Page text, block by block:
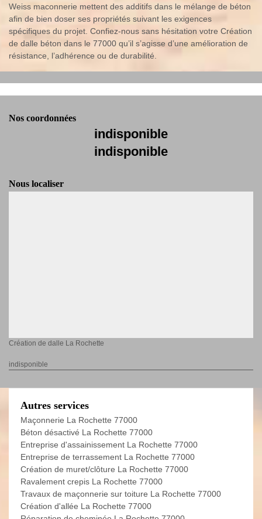
Weiss maconnerie mettent des additifs dans le mélange de béton
afin de bien doser ses propriétés suivant les exigences
spécifiques du projet. Confiez-nous sans hésitation votre Création
de dalle béton dans le 77000 qu’il s’agisse d’une amélioration de
résistance, l’adhérence ou de durabilité.
Nos coordonnées
indisponible
indisponible
Nous localiser
Création de dalle La Rochette
indisponible
Autres services
Maçonnerie La Rochette 77000
Béton désactivé La Rochette 77000
Entreprise d'assainissement La Rochette 77000
Entreprise de terrassement La Rochette 77000
Création de muret/clôture La Rochette 77000
Ravalement crepis La Rochette 77000
Travaux de maçonnerie sur toiture La Rochette 77000
Création d'allée La Rochette 77000